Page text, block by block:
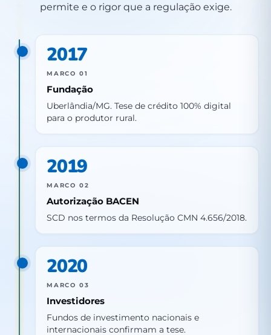
permite e o rigor que a regulação exige.
2017
MARCO 01
Fundação
Uberlândia/MG. Tese de crédito 100% digital
para o produtor rural.
2019
MARCO 02
Autorização BACEN
SCD nos termos da Resolução CMN 4.656/2018.
2020
MARCO 03
Investidores
Fundos de investimento nacionais e
internacionais confirmam a tese.